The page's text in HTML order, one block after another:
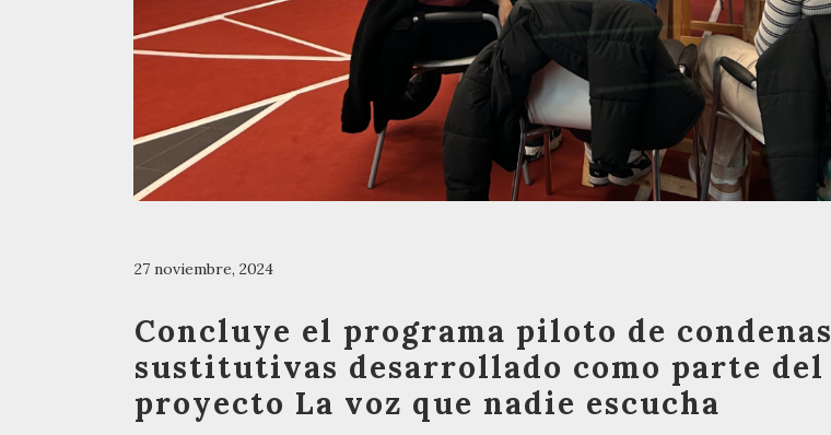
27 noviembre, 2024
Concluye el programa piloto de condenas
sustitutivas desarrollado como parte del
proyecto La voz que nadie escucha